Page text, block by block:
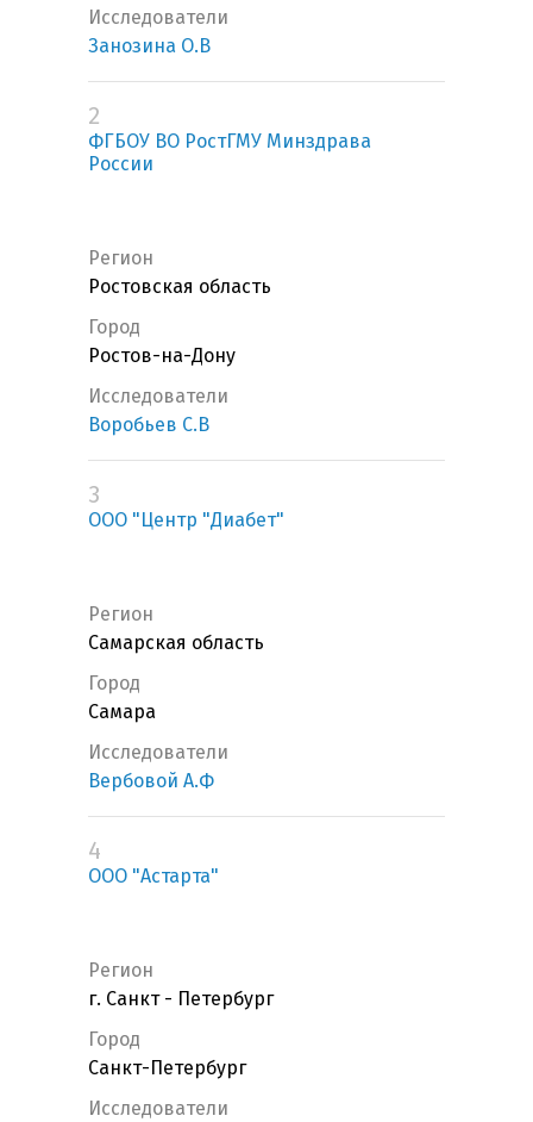
Исследователи
Занозина О.В
2
ФГБОУ ВО РостГМУ Минздрава
России
Регион
Ростовская область
Город
Ростов-на-Дону
Исследователи
Воробьев С.В
3
ООО "Центр "Диабет"
Регион
Самарская область
Город
Самара
Исследователи
Вербовой А.Ф
4
ООО "Астарта"
Регион
г. Санкт - Петербург
Город
Санкт-Петербург
Исследователи